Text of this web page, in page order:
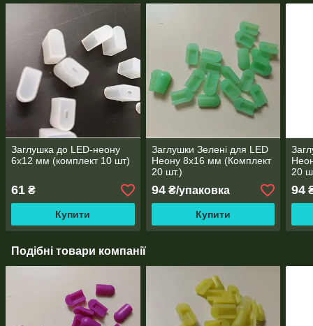
Заглушка до LED-неону
6х12 мм (комплект 10 шт)
61 ₴
Купити
Заглушки Зелені для LED
Неону 8х16 мм (Комплект
20 шт.)
94₴/упаковка
Купити
20
94
Подібні товари компанії